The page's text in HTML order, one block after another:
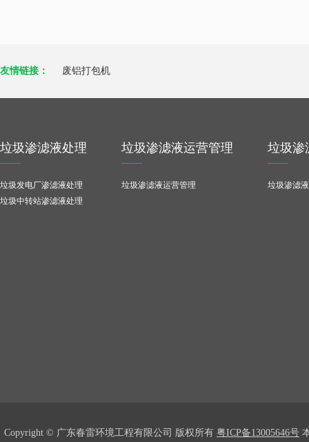
友情链接： 废铝打包机
垃圾渗滤液处理
垃圾发电厂渗滤液处理
垃圾中转站渗滤液处理
垃圾渗滤液运营管理
垃圾渗滤液运营管理
垃圾渗
垃圾渗滤
Copyright © 广东春雷环境工程有限公司 版权所有 粤ICP备13005646号